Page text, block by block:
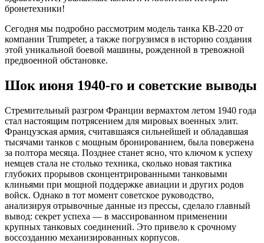
бронетехники!
Сегодня мы подробно рассмотрим модель танка КВ-220 от
компании Trumpeter, а также погрузимся в историю создания
этой уникальной боевой машины, рожденной в тревожной
предвоенной обстановке.
Шок июня 1940-го и советские выводы
Стремительный разгром Франции вермахтом летом 1940 года
стал настоящим потрясением для мировых военных элит.
Французская армия, считавшаяся сильнейшей и обладавшая
тысячами танков с мощным бронированием, была повержена
за полтора месяца. Позднее станет ясно, что ключом к успеху
немцев стала не столько техника, сколько новая тактика
глубоких прорывов сконцентрированными танковыми
клиньями при мощной поддержке авиации и других родов
войск. Однако в тот момент советское руководство,
анализируя отрывочные данные из прессы, сделало главный
вывод: секрет успеха — в массированном применении
крупных танковых соединений. Это привело к срочному
воссозданию механизированных корпусов.